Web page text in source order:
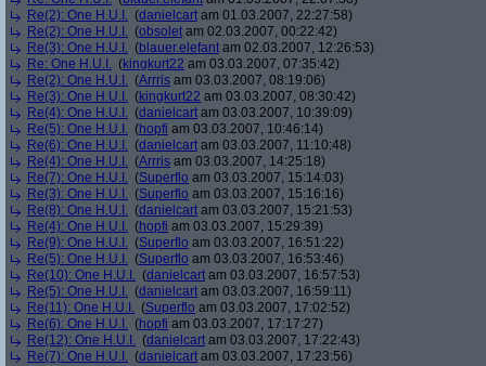
Re(2): One H.U.I. (danielcart am 01.03.2007, 22:27:58)
Re(2): One H.U.I. (obsolet am 02.03.2007, 00:22:42)
Re(3): One H.U.I. (blauer.elefant am 02.03.2007, 12:26:53)
Re: One H.U.I. (kingkurt22 am 03.03.2007, 07:35:42)
Re(2): One H.U.I. (Arrris am 03.03.2007, 08:19:06)
Re(3): One H.U.I. (kingkurt22 am 03.03.2007, 08:30:42)
Re(4): One H.U.I. (danielcart am 03.03.2007, 10:39:09)
Re(5): One H.U.I. (hopfi am 03.03.2007, 10:46:14)
Re(6): One H.U.I. (danielcart am 03.03.2007, 11:10:48)
Re(4): One H.U.I. (Arrris am 03.03.2007, 14:25:18)
Re(7): One H.U.I. (Superflo am 03.03.2007, 15:14:03)
Re(3): One H.U.I. (Superflo am 03.03.2007, 15:16:16)
Re(8): One H.U.I. (danielcart am 03.03.2007, 15:21:53)
Re(4): One H.U.I. (hopfi am 03.03.2007, 15:29:39)
Re(9): One H.U.I. (Superflo am 03.03.2007, 16:51:22)
Re(5): One H.U.I. (Superflo am 03.03.2007, 16:53:46)
Re(10): One H.U.I. (danielcart am 03.03.2007, 16:57:53)
Re(5): One H.U.I. (danielcart am 03.03.2007, 16:59:11)
Re(11): One H.U.I. (Superflo am 03.03.2007, 17:02:52)
Re(6): One H.U.I. (hopfi am 03.03.2007, 17:17:27)
Re(12): One H.U.I. (danielcart am 03.03.2007, 17:22:43)
Re(7): One H.U.I. (danielcart am 03.03.2007, 17:23:56)